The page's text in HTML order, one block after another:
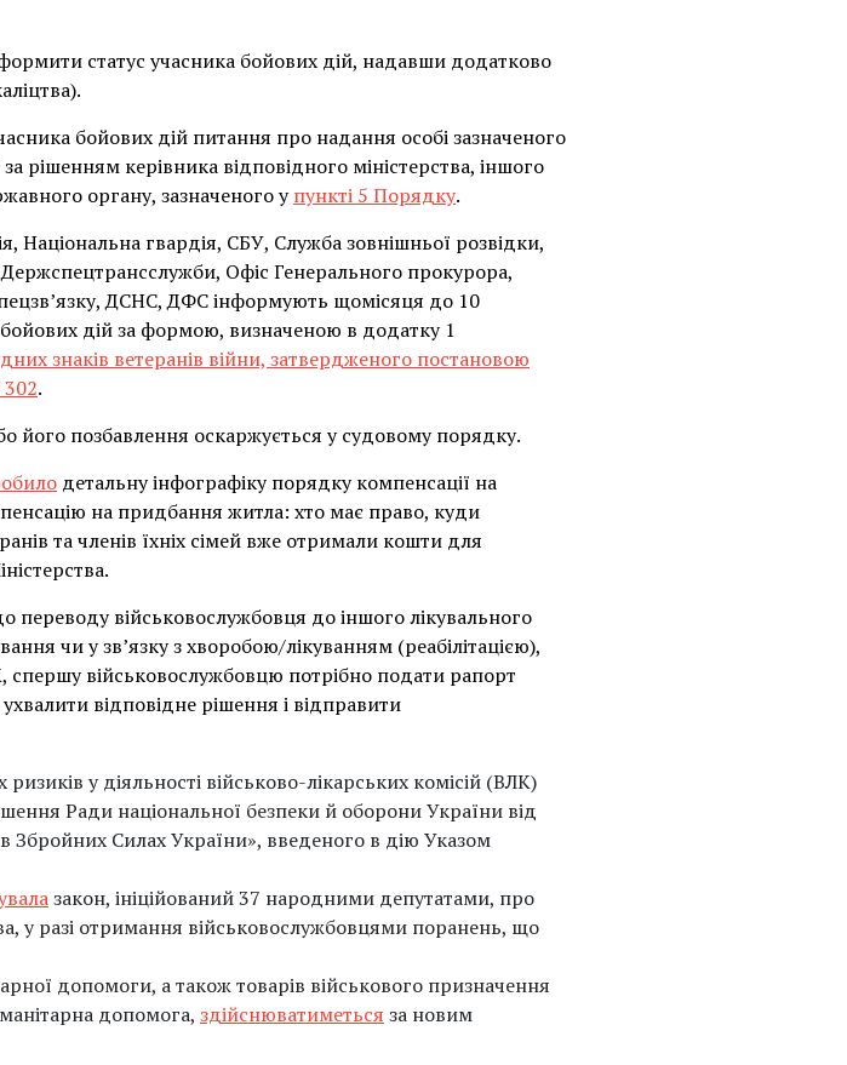
статус учасника бойових дій, надавши додатково
бойових дій питання про надання особі зазначеного
рішенням керівника відповідного міністерства, іншого
органу, зазначеного упункті 5 Порядку.
Національна гвардія, СБУ, Служба зовнішньої розвідки,
Офіс Генерального прокурора,
ДСНС, ДФС інформують щомісяця до 10
дій за формою, визначеною в додатку 1
знаків ветеранів війни, затвердженого постановою
.
його позбавлення оскаржується у судовому порядку.
детальну інфографіку порядку компенсації на
на придбання житла: хто має право, куди
та членів їхніх сімей вже отримали кошти для
військовослужбовця до іншого лікувального
чи у зв’язку з хворобою/лікуванням (реабілітацією),
військовослужбовцю потрібно подати рапорт
відповідне рішення і відправити
ризиків у діяльності військово-лікарських комісій (ВЛК)
Ради національної безпеки й оборони України від
Збройних Силах України», введеного в дію Указом
закон, ініційований 37 народними депутатами, про
у разі отримання військовослужбовцями поранень, що
допомоги, а також товарів військового призначення
допомога, здійснюватиметься за новим